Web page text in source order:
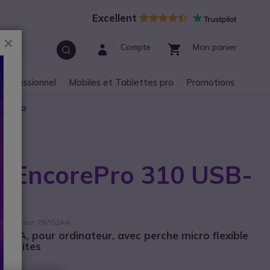
Excellent
Mon panier
Compte
Mobiles et Tablettes pro Promotions
Visio
EncorePro 310 USB-
767G1AA
A, pour ordinateur, avec perche micro flexible